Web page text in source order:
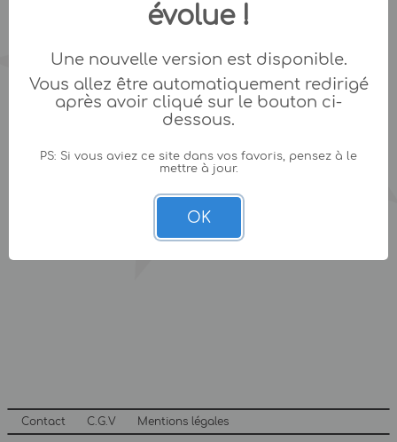
Contact C.G.V Mentions légales
évolue !
Une nouvelle version est disponible.
Vous allez être automatiquement redirigé
après avoir cliqué sur le bouton ci-
dessous.
PS: Si vous aviez ce site dans vos favoris, pensez à le
mettre à jour.
OK